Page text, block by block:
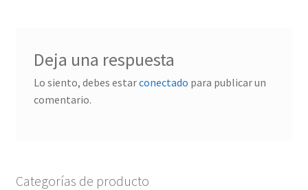
Deja una respuesta
Lo siento, debes estarconectado para publicar un
comentario.
Categorías de producto